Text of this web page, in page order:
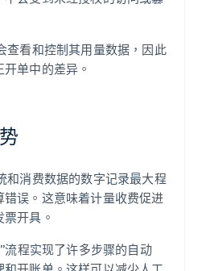
查看和控制其用量数据，因此
单中的差异。
和消费数据的数字记录最大程
误。这意味着计量收费促进
开具。
流程实现了许多步骤的自动